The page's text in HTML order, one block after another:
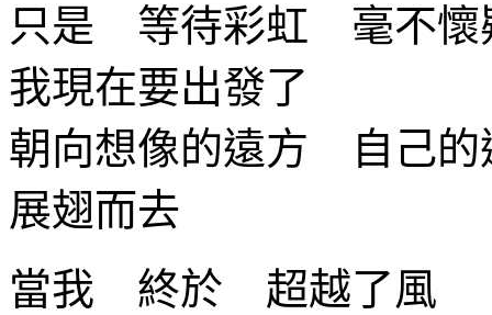
只是 等待彩虹 毫不懷
我現在要出發了
朝向想像的遠方 自己的
展翅而去
當我 終於 超越了風